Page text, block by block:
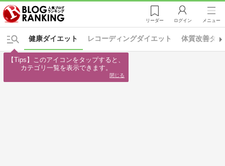
リーダー ログイン メニュー
レコーディングダイエット 体質改善ダ
健康ダイエット
【Tips】このアイコンをタップすると、
カテゴリ一覧を表示できます。
閉じる